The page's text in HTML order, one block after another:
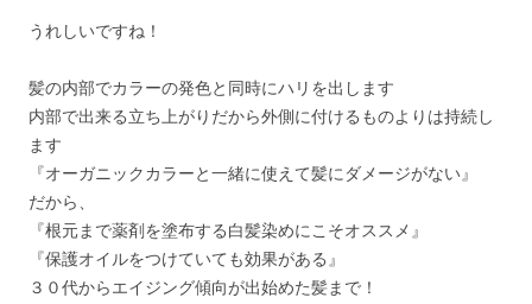
うれしいですね！
髪の内部でカラーの発色と同時にハリを出します
内部で出来る立ち上がりだから外側に付けるものよりは持続し
ます
『オーガニックカラーと一緒に使えて髪にダメージがない』
だから、
『根元まで薬剤を塗布する白髪染めにこそオススメ』
『保護オイルをつけていても効果がある』
３０代からエイジング傾向が出始めた髪まで！